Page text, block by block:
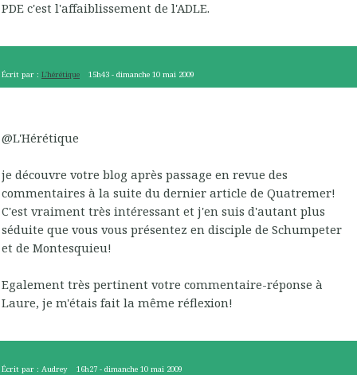
PDE c'est l'affaiblissement de l'ADLE.
Écrit par : L'hérétique 15h43 -dimanche 10 mai 2009
@L'Hérétique
je découvre votre blog après passage en revue des
commentaires à la suite du dernier article de Quatremer!
C'est vraiment très intéressant et j'en suis d'autant plus
séduite que vous vous présentez en disciple de Schumpeter
et de Montesquieu!
Egalement très pertinent votre commentaire-réponse à
Laure, je m'étais fait la même réflexion!
Écrit par : Audrey 16h27 -dimanche 10 mai 2009